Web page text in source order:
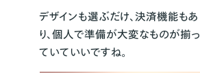
デザインも選ぶだけ、決済機能もあ
り、個人で準備が大変なものが揃っ
ていていいですね。